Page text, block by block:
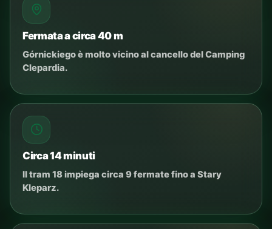
Fermata a circa 40 m
Górnickiego è molto vicino al cancello del Camping
Clepardia.
Circa 14 minuti
Il tram 18 impiega circa 9 fermate fino a Stary
Kleparz.